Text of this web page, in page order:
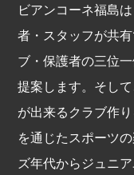
ビアンコーネ福島
者・スタッフが共
ブ・保護者の三位
提案します。そし
が出来るクラブ作
を通じたスポーツ
ズ年代からジュニ